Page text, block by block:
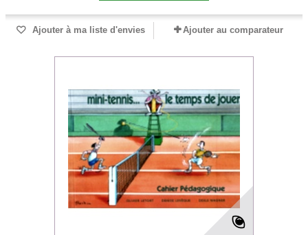
Ajouter à ma liste d'envies Ajouter au comparateur